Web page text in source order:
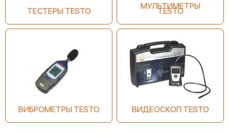
ТЕСТЕРЫ TESTO
МУЛЬТИМЕТРЫ
TESTO
ВИБРОМЕТРЫ TESTO ВИДЕОСКОП TESTO